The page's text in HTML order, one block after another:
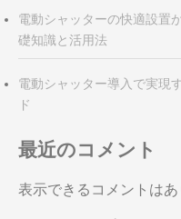
電動シャッターの快適設置
礎知識と活用法
電動シャッター導入で実現
ド
最近のコメント
表示できるコメントはあ